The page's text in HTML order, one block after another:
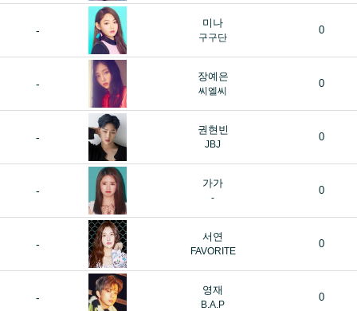
-
미나
구구단
0
-
장예은
씨엘씨
0
-
권현빈
JBJ
0
-
가가
-
0
-
서연
FAVORITE
0
-
영재
B.A.P
0